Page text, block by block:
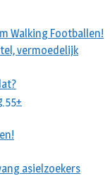
Walking Footballen!
vermoedelijk
55+
asielzoekers